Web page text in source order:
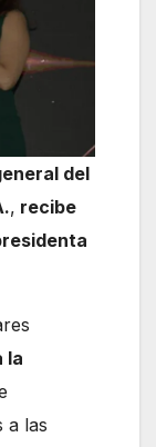
del
, recibe
la
a las